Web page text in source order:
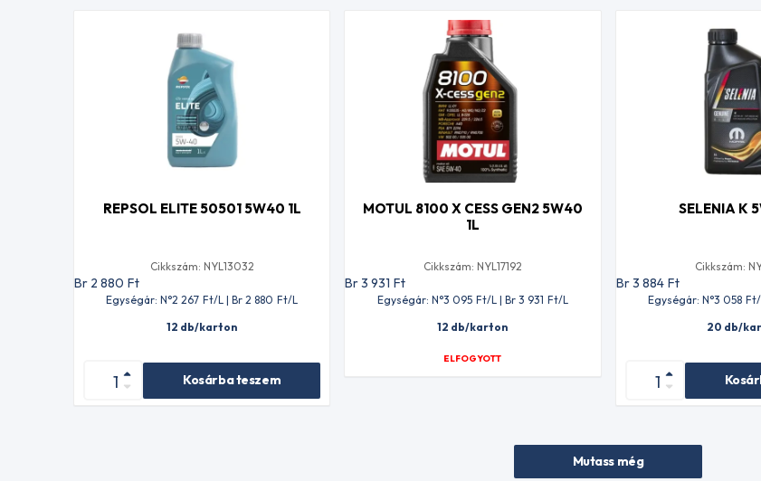
REPSOL ELITE 50501 5W40 1L
Cikkszám: NYL13032
Br 2 880 Ft
Egységár: N°2 267 Ft/L | Br 2 880 Ft/L
12 db/karton
Kosárba teszem
MOTUL 8100 X CESS GEN2 5W40
1L
Cikkszám: NYL17192
Br 3 931 Ft
Egységár: N°3 095 Ft/L | Br 3 931 Ft/L
12 db/karton
ELFOGYOTT
SELENIA K
Cikkszám:
Br 3 884 Ft
Egységár: N°3 058 Ft
20 db/
Mutass még